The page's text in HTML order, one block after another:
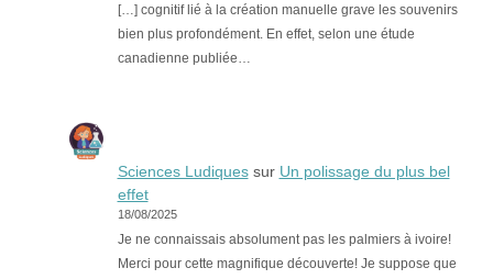
[…] cognitif lié à la création manuelle grave les souvenirs
bien plus profondément. En effet, selon une étude
canadienne publiée…
Sciences Ludiquessur Un polissage du plus bel
effet
18/08/2025
Je ne connaissais absolument pas les palmiers à ivoire!
Merci pour cette magnifique découverte! Je suppose que